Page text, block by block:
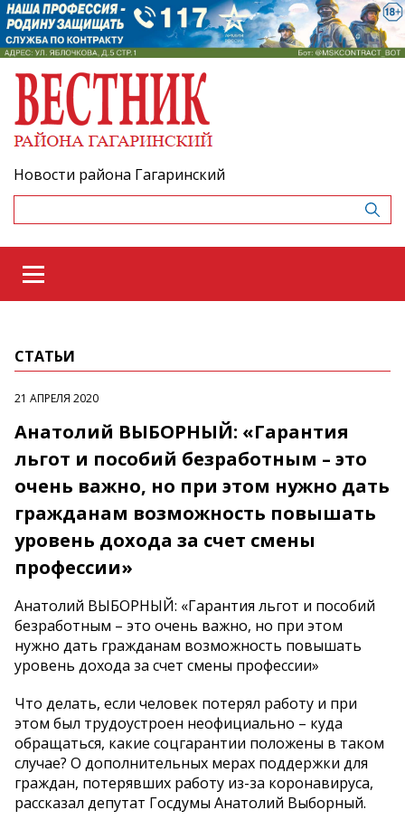
Новости района Гагаринский
СТАТЬИ
21 АПРЕЛЯ 2020
Анатолий ВЫБОРНЫЙ: «Гарантия
льгот и пособий безработным – это
очень важно, но при этом нужно дать
гражданам возможность повышать
уровень дохода за счет смены
профессии»
Анатолий ВЫБОРНЫЙ: «Гарантия льгот и пособий
безработным – это очень важно, но при этом
нужно дать гражданам возможность повышать
уровень дохода за счет смены профессии»
Что делать, если человек потерял работу и при
этом был трудоустроен неофициально – куда
обращаться, какие соцгарантии положены в таком
случае? О дополнительных мерах поддержки для
граждан, потерявших работу из-за коронавируса,
рассказал депутат Госдумы Анатолий Выборный.